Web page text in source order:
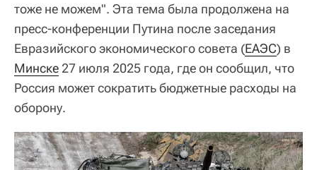
тоже не можем". Эта тема была продолжена на
пресс-конференции Путина после заседания
Евразийского экономического совета (ЕАЭС) в
Минске 27 июля 2025 года, где он сообщил, что
Россия может сократить бюджетные расходы на
оборону.